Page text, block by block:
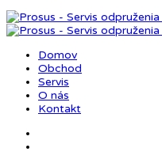
Domov
Obchod
Servis
O nás
Kontakt